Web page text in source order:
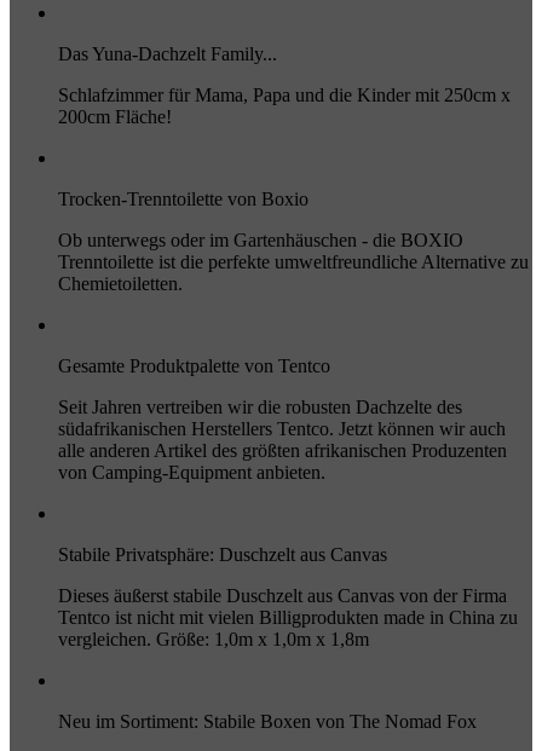
Das Yuna-Dachzelt Family...
Schlafzimmer für Mama, Papa und die Kinder mit 250cm x
200cm Fläche!
Trocken-Trenntoilette von Boxio
Ob unterwegs oder im Gartenhäuschen - die BOXIO
Trenntoilette ist die perfekte umweltfreundliche Alternative zu
Chemietoiletten.
Gesamte Produktpalette von Tentco
Seit Jahren vertreiben wir die robusten Dachzelte des
südafrikanischen Herstellers Tentco. Jetzt können wir auch
alle anderen Artikel des größten afrikanischen Produzenten
von Camping-Equipment anbieten.
Stabile Privatsphäre: Duschzelt aus Canvas
Dieses äußerst stabile Duschzelt aus Canvas von der Firma
Tentco ist nicht mit vielen Billigprodukten made in China zu
vergleichen. Größe: 1,0m x 1,0m x 1,8m
Neu im Sortiment: Stabile Boxen von The Nomad Fox